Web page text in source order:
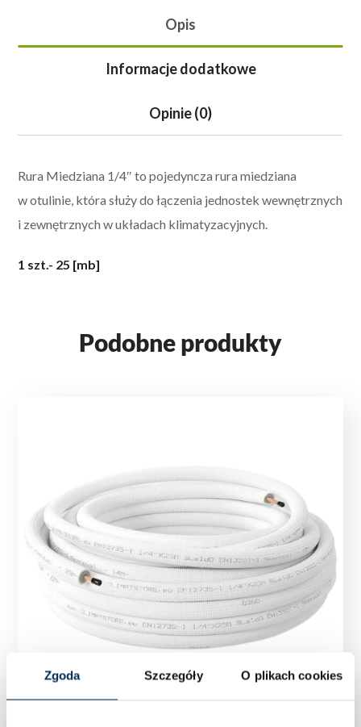
Zgoda Szczegóły O plikach cookies
Opis
Informacje dodatkowe
Opinie (0)
Rura Miedziana 1/4″ topojedyncza rura miedziana
w otulinie, która służy do łączenia jednostek wewnętrznych
i zewnętrznych w układach klimatyzacyjnych.
1 szt.- 25 [mb]
Podobne produkty